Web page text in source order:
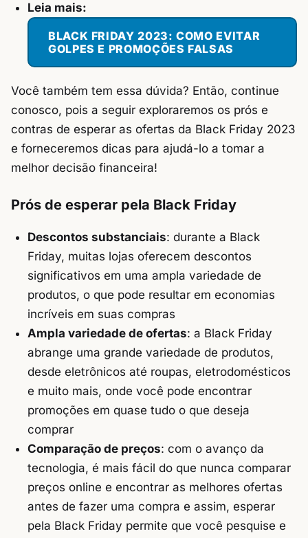
Leia mais:
BLACK FRIDAY 2023: COMO EVITAR
GOLPES E PROMOÇÕES FALSAS
Você também tem essa dúvida? Então, continue
conosco, pois a seguir exploraremos os prós e
contras de esperar as ofertas da Black Friday 2023
e forneceremos dicas para ajudá-lo a tomar a
melhor decisão financeira!
Prós de esperar pela Black Friday
Descontos substanciais: durante a Black
Friday, muitas lojas oferecem descontos
significativos em uma ampla variedade de
produtos, o que pode resultar em economias
incríveis em suas compras
Ampla variedade de ofertas: a Black Friday
abrange uma grande variedade de produtos,
desde eletrônicos até roupas, eletrodomésticos
e muito mais, onde você pode encontrar
promoções em quase tudo o que deseja
comprar
Comparação de preços: com o avanço da
tecnologia, é mais fácil do que nunca comparar
preços online e encontrar as melhores ofertas
antes de fazer uma compra e assim, esperar
pela Black Friday permite que você pesquise e